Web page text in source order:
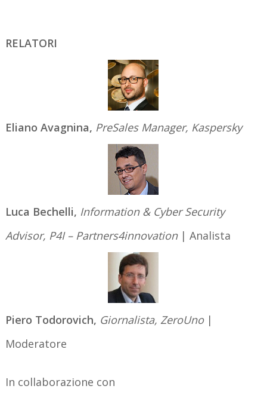
RELATORI
Eliano Avagnina, PreSales Manager, Kaspersky
Luca Bechelli, Information & Cyber Security
Advisor, P4I – Partners4innovation| Analista
Piero Todorovich, Giornalista, ZeroUno|
Moderatore
In collaborazione con